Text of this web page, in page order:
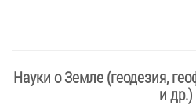
Науки о Земле (геодезия,
и др.)